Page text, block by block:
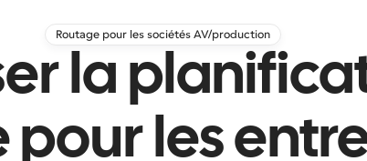
Routage pour les sociétés AV/production
la
pour les